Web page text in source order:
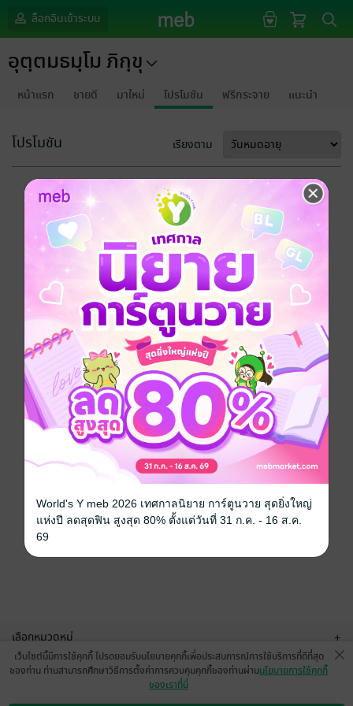
ล็อกอินเข้าระบบ
อุตฺตมธมฺโม ภิกฺขุ
หน้าแรก ขายดี มาใหม่ โปรโมชัน ฟรีกระจาย แนะนำ
โปรโมชัน เรียงตาม
ขออภัยด้วยนะคะ
ไม่พบข้อมูลในหัวข้อที่คุณกำลังชมค่ะ
เลือกหมวดหมู่ +
บริการช่วยเหลือ
เว็บไซต์นี้มีการใช้คุกกี้ โปรดยอมรับนโยบายคุกกี้เพื่อประสบการณ์การใช้บริการที่ดีที่สุด
ของท่าน ท่านสามารถศึกษาวิธีการตั้งค่าการควบคุมคุกกี้ของท่านผ่านนโยบายการใช้คุกกี้
ของเราที่นี่
World's Y meb 2026 เทศกาลนิยาย การ์ตูนวาย สุดยิ่งใหญ่
แห่งปี ลดสุดฟิน สูงสุด 80% ตั้งแต่วันที่ 31 ก.ค. - 16 ส.ค.
69